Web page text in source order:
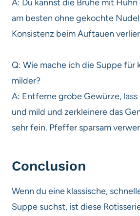
A: Du kannst die Brühe mit
am besten ohne gekochte
Konsistenz beim Auftauen
Q: Wie mache ich die Suppe für
milder?
A: Entferne grobe Gewürze, lass
und mild und zerkleinere das
sehr fein. Pfeffer sparsam
Conclusion
Wenn du eine klassische,
Suppe suchst, ist diese